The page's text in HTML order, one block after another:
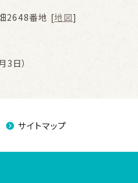
2648番地 [地図]
日）
サイトマップ